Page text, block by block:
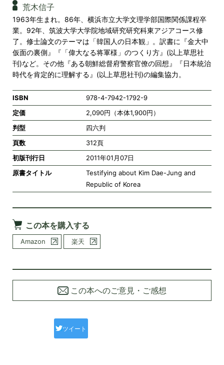
荒木信子
1963年生まれ。86年、横浜市立大学文理学部国際関係課程卒
業。92年、筑波大学大学院地域研究研究科東アジアコース修
了。修士論文のテーマは「韓国人の日本観」。訳書に『金大中
仮面の裏側』『「偉大なる将軍様」のつくり方』(以上草思社
刊)など。その他『ある朝鮮総督府警察官僚の回想』『日本統治
時代を肯定的に理解する』(以上草思社刊)の編集協力。
ISBN
978-4-7942-1792-9
定価
2,090円（本体1,900円）
判型
四六判
頁数
312頁
初版刊行日
2011年01月07日
原書タイトル
Testifying about Kim Dae-Jung and
Republic of Korea
この本を購入する
Amazon 楽天
この本へのご意見・ご感想
ツイート